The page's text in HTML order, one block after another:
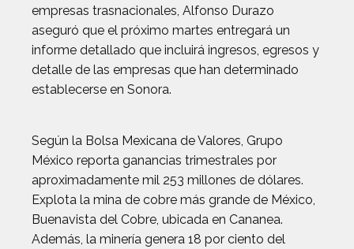
empresas trasnacionales, Alfonso Durazo
aseguró que el próximo martes entregará un
informe detallado que incluirá ingresos, egresos y
detalle de las empresas que han determinado
establecerse en Sonora.
Según la Bolsa Mexicana de Valores, Grupo
México reporta ganancias trimestrales por
aproximadamente mil 253 millones de dólares.
Explota la mina de cobre más grande de México,
Buenavista del Cobre, ubicada en Cananea.
Además, la minería genera 18 por ciento del